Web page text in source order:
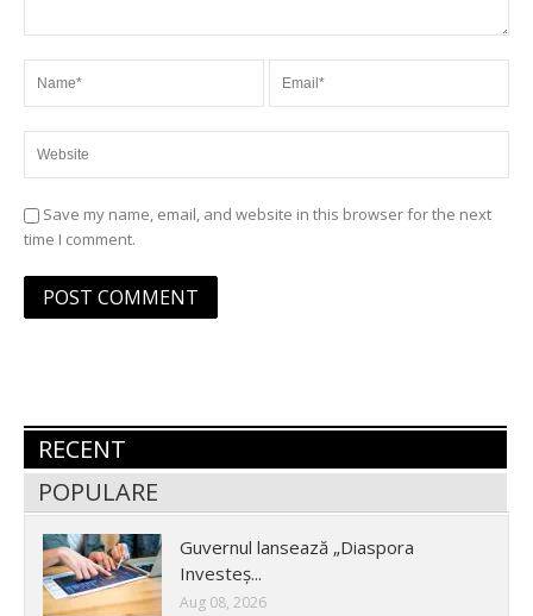
Save my name, email, and website in this browser for the next
time I comment.
RECENT
POPULARE
Guvernul lansează „Diaspora
Investeș...
Aug 08, 2026